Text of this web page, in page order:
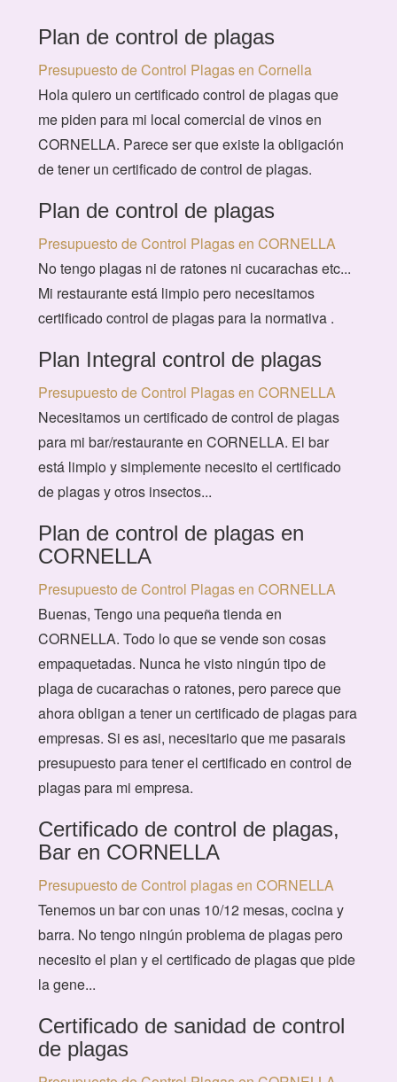
Plan de control de plagas
Presupuesto de Control Plagas en Cornella
Hola quiero un certificado control de plagas que
me piden para mi local comercial de vinos en
CORNELLA. Parece ser que existe la obligación
de tener un certificado de control de plagas.
Plan de control de plagas
Presupuesto de Control Plagas en CORNELLA
No tengo plagas ni de ratones ni cucarachas etc...
Mi restaurante está limpio pero necesitamos
certificado control de plagas para la normativa .
Plan Integral control de plagas
Presupuesto de Control Plagas en CORNELLA
Necesitamos un certificado de control de plagas
para mi bar/restaurante en CORNELLA. El bar
está limpio y simplemente necesito el certificado
de plagas y otros insectos...
Plan de control de plagas en
CORNELLA
Presupuesto de Control Plagas en CORNELLA
Buenas, Tengo una pequeña tienda en
CORNELLA. Todo lo que se vende son cosas
empaquetadas. Nunca he visto ningún tipo de
plaga de cucarachas o ratones, pero parece que
ahora obligan a tener un certificado de plagas para
empresas. Si es asi, necesitario que me pasarais
presupuesto para tener el certificado en control de
plagas para mi empresa.
Certificado de control de plagas,
Bar en CORNELLA
Presupuesto de Control plagas en CORNELLA
Tenemos un bar con unas 10/12 mesas, cocina y
barra. No tengo ningún problema de plagas pero
necesito el plan y el certificado de plagas que pide
la gene...
Certificado de sanidad de control
de plagas